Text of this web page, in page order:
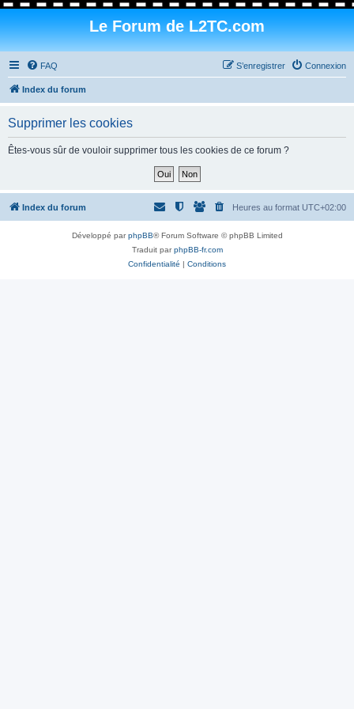
Le Forum de L2TC.com
FAQ Connexion
S’enregistrer
Index du forum
Supprimer les cookies
Êtes-vous sûr de vouloir supprimer tous les cookies de ce forum ?
Index du forum Heures au format UTC+02:00
Développé parphpBB® Forum Software © phpBB Limited
Traduit parphpBB-fr.com
Confidentialité | Conditions